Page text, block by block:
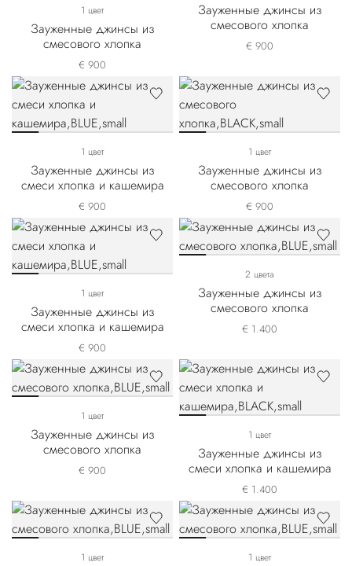
1 цвет
Зауженные джинсы из
смесового хлопка
€ 900
Зауженные джинсы из
смесового хлопка
€ 900
1 цвет
Зауженные джинсы из
смеси хлопка и кашемира
€ 900
1 цвет
Зауженные джинсы из
смесового хлопка
€ 900
1 цвет
Зауженные джинсы из
смеси хлопка и кашемира
€ 900
2 цвета
Зауженные джинсы из
смесового хлопка
€ 1.400
1 цвет
Зауженные джинсы из
смесового хлопка
€ 900
1 цвет
Зауженные джинсы из
смеси хлопка и кашемира
€ 1.400
1 цвет 1 цвет